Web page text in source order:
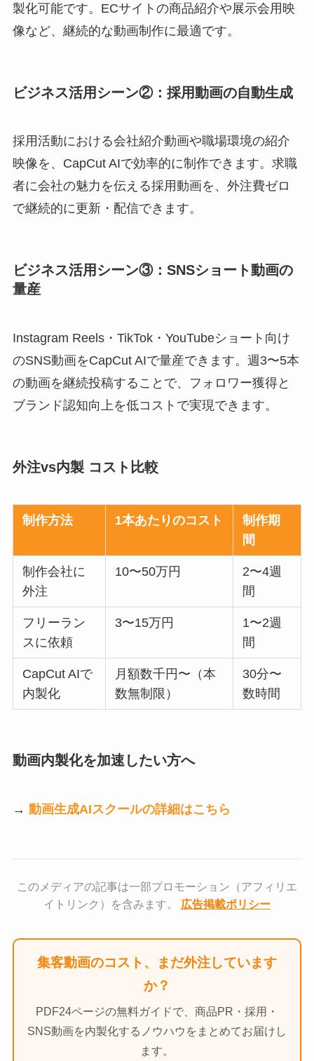
製化可能です。ECサイトの商品紹介や展示会用映
像など、継続的な動画制作に最適です。
ビジネス活用シーン②：採用動画の自動生成
採用活動における会社紹介動画や職場環境の紹介
映像を、CapCut AIで効率的に制作できます。求職
者に会社の魅力を伝える採用動画を、外注費ゼロ
で継続的に更新・配信できます。
ビジネス活用シーン③：SNSショート動画の
量産
Instagram Reels・TikTok・YouTubeショート向け
のSNS動画をCapCut AIで量産できます。週3〜5本
の動画を継続投稿することで、フォロワー獲得と
ブランド認知向上を低コストで実現できます。
外注vs内製 コスト比較
制作方法 1本あたりのコスト
制作期
間
制作会社に
外注
10〜50万円
2〜4週
間
フリーラン
スに依頼
3〜15万円
1〜2週
間
CapCut AIで
内製化
月額数千円〜（本
数無制限）
30分〜
数時間
動画内製化を加速したい方へ
→ 動画生成AIスクールの詳細はこちら
このメディアの記事は一部プロモーション（アフィリエ
イトリンク）を含みます。 広告掲載ポリシー
集客動画のコスト、まだ外注しています
か？
PDF24ページの無料ガイドで、商品PR・採用・
SNS動画を内製化するノウハウをまとめてお届けし
ます。